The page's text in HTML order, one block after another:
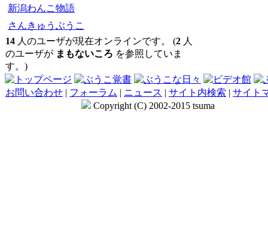
新潟わんこ物語
さんきゅうぶうこ
14 人のユーザが現在オンラインです。 (2 人
のユーザが まもないころ を参照していま
す。)
お問い合わせ | フォーラム | ニュース | サイト内検索 | サイト
Copyright (C) 2002-2015 tsuma